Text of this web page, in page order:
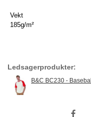
Vekt
185g/m²
Ledsagerprodukter:
B&C BC230 - Baseball